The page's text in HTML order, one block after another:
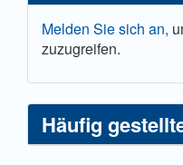
Melden Sie sich an,
zuzugreifen.
Häufig